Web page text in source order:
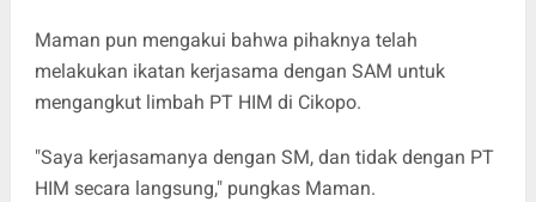
Maman pun mengakui bahwa pihaknya telah
melakukan ikatan kerjasama dengan SAM untuk
mengangkut limbah PT HIM di Cikopo.
"Saya kerjasamanya dengan SM, dan tidak dengan PT
HIM secara langsung," pungkas Maman.